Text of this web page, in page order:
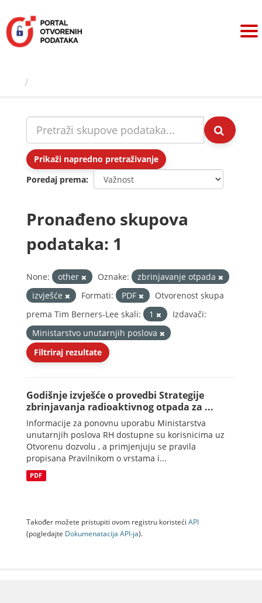
sadržaj
Prikaži napredno pretraživanje
Poredaj prema
Pronađeno skupova
podataka: 1
None: other Oznake:
zbrinjavanje otpada
izvješće
Formati: PDF
Otvorenost skupa
prema Tim Berners-Lee skali:
1
Izdavači:
Ministarstvo unutarnjih poslova
Filtriraj rezultate
Godišnje izvješće o provedbi Strategije
zbrinjavanja radioaktivnog otpada za ...
Informacije za ponovnu uporabu Ministarstva
unutarnjih poslova RH dostupne su korisnicima uz
Otvorenu dozvolu , a primjenjuju se pravila
propisana Pravilnikom o vrstama i...
PDF
Također možete pristupiti ovom registru koristeći API
(pogledajte Dokumenаtаcijа API-jа).